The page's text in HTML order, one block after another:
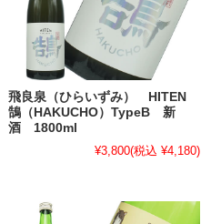
飛良泉（ひらいずみ） HITEN
鵠（HAKUCHO）TypeB 新
酒 1800ml
¥3,800(税込 ¥4,180)